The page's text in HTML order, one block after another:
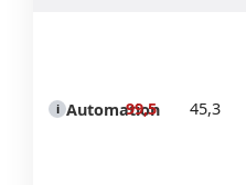
i Automation
99,5 45,3